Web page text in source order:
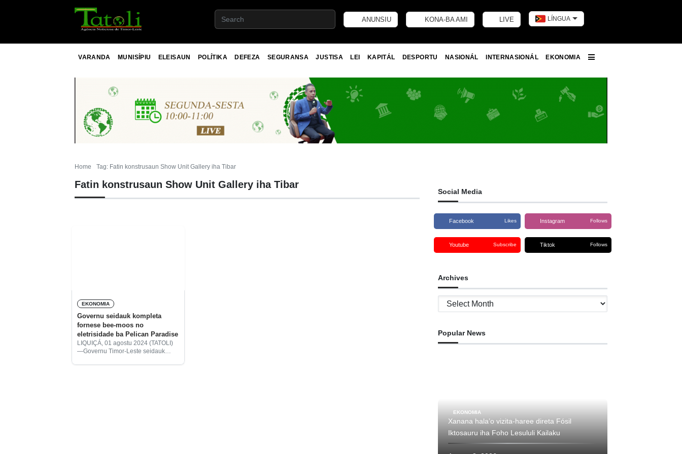
ANUNSIU KONA-BA AMI LIVE LÍNGUA
VARANDA MUNISÍPIU ELEISAUN POLÍTIKA DEFEZA SEGURANSA JUSTISA LEI KAPITÁL DESPORTU NASIONÁL INTERNASIONÁL
EKONOMIA
Home Tag: Fatin konstrusaun Show Unit Gallery iha Tibar
Fatin konstrusaun Show Unit Gallery iha Tibar
EKONOMIA
Governu seidauk kompleta
fornese bee-moos no
eletrisidade ba Pelican Paradise
LIQUIÇÁ, 01 agostu 2024 (TATOLI)
—Governu Timor-Leste seidauk
Social Media
Facebook Likes Instagram Follows
Youtube Subscribe Tiktok Follows
Archives
Archives
Popular News
EKONOMIA
Xanana hala’o vizita-haree direta Fósil
Iktosauru iha Foho Lesululi Kailaku